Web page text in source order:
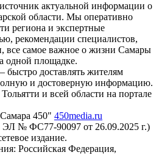
актуальной информации о
области. Мы оперативно
региона и экспертные
рекомендации специалистов,
все самое важное о жизни Самары
одной площадке.
доставлять жителям
и достоверную информацию.
и всей области на портале
450" 450media.ru
ЭЛ № ФС77-90097 от 26.09.2025 г.)
издание.
Российская Федерация,